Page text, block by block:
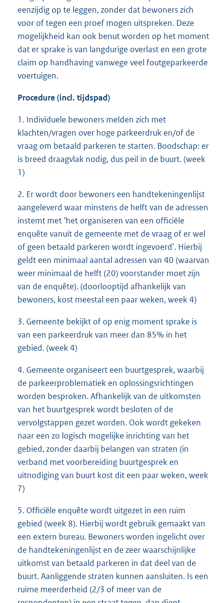
eenzijdig op te leggen, zonder dat bewoners zich
voor of tegen een proef mogen uitspreken. Deze
mogelijkheid kan ook benut worden op het moment
dat er sprake is van langdurige overlast en een grote
claim op handhaving vanwege veel foutgeparkeerde
voertuigen.
Procedure (incl. tijdspad)
1. Individuele bewoners melden zich met
klachten/vragen over hoge parkeerdruk en/of de
vraag om betaald parkeren te starten. Boodschap: er
is breed draagvlak nodig, dus peil in de buurt. (week
1)
2. Er wordt door bewoners een handtekeningenlijst
aangeleverd waar minstens de helft van de adressen
instemt met ‘het organiseren van een officiële
enquête vanuit de gemeente met de vraag of er wel
of geen betaald parkeren wordt ingevoerd’. Hierbij
geldt een minimaal aantal adressen van 40 (waarvan
weer minimaal de helft (20) voorstander moet zijn
van de enquête). (doorlooptijd afhankelijk van
bewoners, kost meestal een paar weken, week 4)
3. Gemeente bekijkt of op enig moment sprake is
van een parkeerdruk van meer dan 85% in het
gebied. (week 4)
4. Gemeente organiseert een buurtgesprek, waarbij
de parkeerproblematiek en oplossingsrichtingen
worden besproken. Afhankelijk van de uitkomsten
van het buurtgesprek wordt besloten of de
vervolgstappen gezet worden. Ook wordt gekeken
naar een zo logisch mogelijke inrichting van het
gebied, zonder daarbij belangen van straten (in
verband met voorbereiding buurtgesprek en
uitnodiging van buurt kost dit een paar weken, week
7)
5. Officiële enquête wordt uitgezet in een ruim
gebied (week 8). Hierbij wordt gebruik gemaakt van
een extern bureau. Bewoners worden ingelicht over
de handtekeningenlijst en de zeer waarschijnlijke
uitkomst van betaald parkeren in dat deel van de
buurt. Aanliggende straten kunnen aansluiten. Is een
ruime meerderheid (2/3 of meer van de